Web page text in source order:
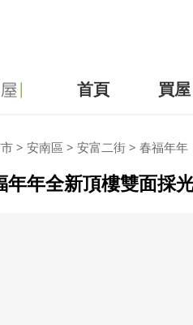
首頁 買屋
> 安南區 > 安富二街 > 春福年年
年年全新頂樓雙面採